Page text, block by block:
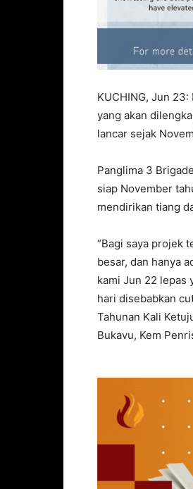
KUCHING, Jun
yang akan
lancar sejak
Panglima 3
siap November
mendirikan tiang
“Bagi saya projek
besar, dan hanya
kami Jun 22 lepas
hari disebabkan
Tahunan Kali
Bukavu, Kem